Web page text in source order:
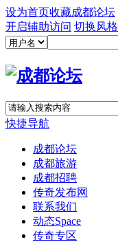
设为首页收藏成都论坛
开启辅助访问 切换风格
快捷导航
成都论坛
成都旅游
成都招聘
传奇发布网
联系我们
动态Space
传奇专区